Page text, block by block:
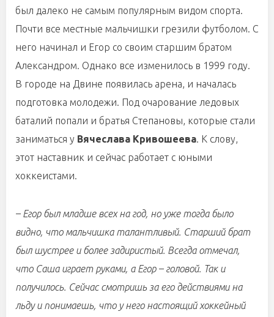
был далеко не самым популярным видом спорта.
Почти все местные мальчишки грезили футболом. С
него начинал и Егор со своим старшим братом
Александром. Однако все изменилось в 1999 году.
В городе на Двине появилась арена, и началась
подготовка молодежи. Под очарование ледовых
баталий попали и братья Степановы, которые стали
заниматься у Вячеслава Кривошеева. К слову,
этот наставник и сейчас работает с юными
хоккеистами.
– Егор был младше всех на год, но уже тогда было
видно, что мальчишка талантливый. Старший брат
был шустрее и более задиристый. Всегда отмечал,
что Саша играет руками, а Егор – головой. Так и
получилось. Сейчас смотришь за его действиями на
льду и понимаешь, что у него настоящий хоккейный